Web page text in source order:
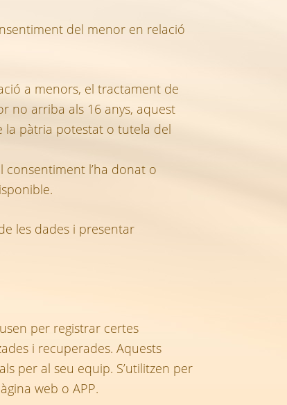
del menor en relació
a menors, el tractament de
no arriba als 16 anys, aquest
la pàtria potestat o tutela del
l’ha donat o
les dades i presentar
per registrar certes
i recuperades. Aquests
per al seu equip. S’utilitzen per
web o APP.